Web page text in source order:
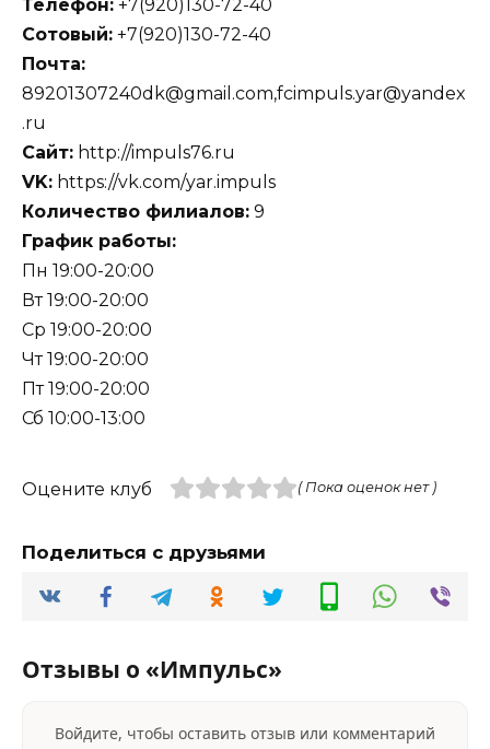
Телефон: +7(920)130-72-40
Сотовый: +7(920)130-72-40
Почта:
89201307240dk@gmail.com,fcimpuls.yar@yandex
.ru
Сайт: http://impuls76.ru
VK: https://vk.com/yar.impuls
Количество филиалов: 9
График работы:
Пн 19:00-20:00
Вт 19:00-20:00
Ср 19:00-20:00
Чт 19:00-20:00
Пт 19:00-20:00
Сб 10:00-13:00
Оцените клуб ( Пока оценок нет )
Поделиться с друзьями
Отзывы о «Импульс»
Войдите, чтобы оставить отзыв или комментарий